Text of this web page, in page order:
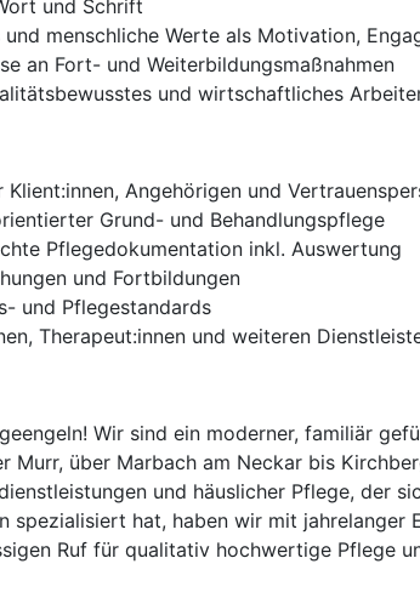
und Schrift
und menschliche Werte als Motivation,
an Fort- und Weiterbildungsmaßnahmen
und wirtschaftliches
Angehörigen und
Grund- und Behandlungspflege
Pflegedokumentation inkl. Auswertung
und Fortbildungen
und Pflegestandards
Therapeut:innen und weiteren
Wir sind ein moderner, familiär
Murr, über Marbach am Neckar bis
und häuslicher Pflege, der
spezialisiert hat, haben wir mit
Ruf für qualitativ hochwertige Pflege